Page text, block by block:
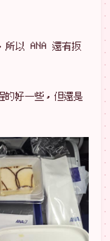
所以 ANA 還有扳
的好一些，但還是